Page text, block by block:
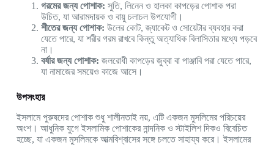
গরমের জন্য পোশাক: সুতি, লিনেন ও হালকা কাপড়ের পোশাক পরা
উচিত, যা আরামদায়ক ও বায়ু চলাচল উপযোগী।
শীতের জন্য পোশাক: উলের কোট, জ্যাকেট ও সোয়েটার ব্যবহার করা
যেতে পারে, যা শরীর গরম রাখবে কিন্তু অত্যাধিক বিলাসিতার মধ্যে পড়বে
না।
বর্ষার জন্য পোশাক: জলরোধী কাপড়ের জুব্বা বা পাঞ্জাবি পরা যেতে পারে,
যা নামাজের সময়েও কাজে আসে।
উপসংহার
ইসলামে পুরুষদের পোশাক শুধু শালীনতাই নয়, এটি একজন মুসলিমের পরিচয়ের
অংশ। আধুনিক যুগে ইসলামিক পোশাকের নান্দনিক ও স্টাইলিশ দিকও বিবেচিত
হচ্ছে, যা একজন মুসলিমকে আত্মবিশ্বাসের সঙ্গে চলতে সাহায্য করে। ইসলামের